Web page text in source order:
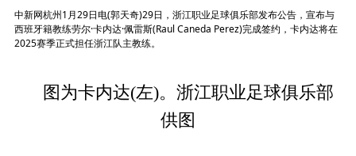
中新网杭州1月29日电(郭天奇)29日，浙江职业足球俱乐部发布公告，宣布与
西班牙籍教练劳尔·卡内达·佩雷斯(Raul Caneda Perez)完成签约，卡内达将在
2025赛季正式担任浙江队主教练。
图为卡内达(左)。浙江职业足球俱乐部
供图